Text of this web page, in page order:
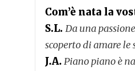
Com’è nata la
S.L. Da una
scoperto di amare le
J.A. Piano piano è